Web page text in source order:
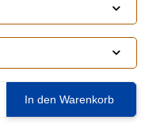
In den Warenkorb